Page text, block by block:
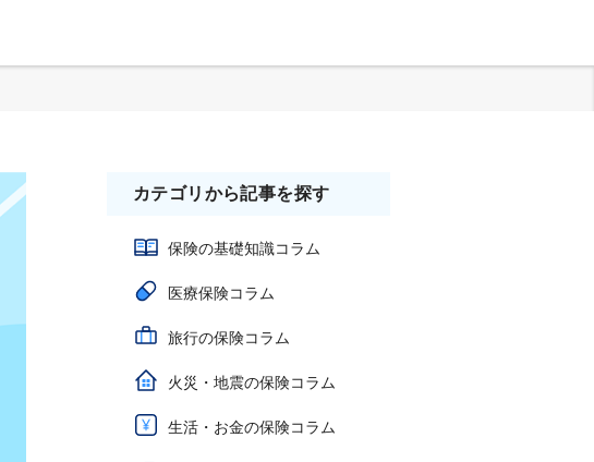
カテゴリから記事を探す
保険の基礎知識コラム
医療保険コラム
旅行の保険コラム
火災・地震の保険コラム
生活・お金の保険コラム